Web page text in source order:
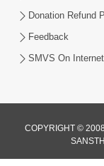
Donation Refund
Feedback
SMVS On Internet
COPYRIGHT ©